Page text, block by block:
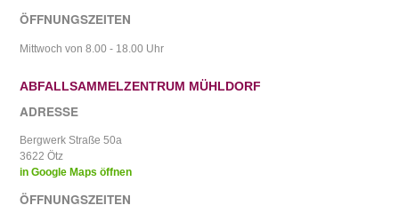
ÖFFNUNGSZEITEN
Mittwoch von 8.00 - 18.00 Uhr
ABFALLSAMMELZENTRUM MÜHLDORF
ADRESSE
Bergwerk Straße 50a
3622 Ötz
in Google Maps öffnen
ÖFFNUNGSZEITEN